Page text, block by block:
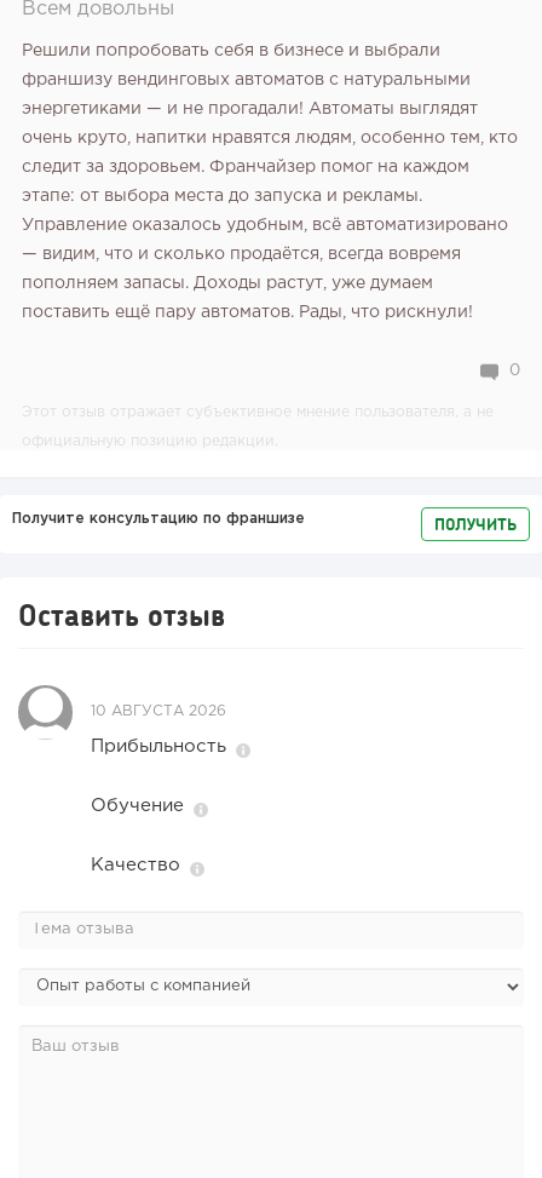
Всем довольны
Решили попробовать себя в бизнесе и выбрали
франшизу вендинговых автоматов с натуральными
энергетиками — и не прогадали! Автоматы выглядят
очень круто, напитки нравятся людям, особенно тем, кто
следит за здоровьем. Франчайзер помог на каждом
этапе: от выбора места до запуска и рекламы.
Управление оказалось удобным, всё автоматизировано
— видим, что и сколько продаётся, всегда вовремя
пополняем запасы. Доходы растут, уже думаем
поставить ещё пару автоматов. Рады, что рискнули!
0
Этот отзыв отражает субъективное мнение пользователя, а не
официальную позицию редакции.
Получите консультацию по франшизе ПОЛУЧИТЬ
Оставить отзыв
10 АВГУСТА 2026
Прибыльность
Обучение
Качество